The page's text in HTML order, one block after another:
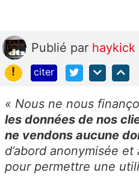
Publié par haykick
!
citer
« Nous ne nous
les données de nos
ne vendons aucune
d’abord anonymisée et
pour permettre une